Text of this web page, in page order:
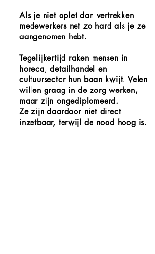
Als je niet oplet dan vertrekken
medewerkers net zo hard als je ze
aangenomen hebt.
Tegelijkertijd raken mensen in
horeca, detailhandel en
cultuursector hun baan kwijt. Velen
willen graag in de zorg werken,
maar zijn ongediplomeerd.
Ze zijn daardoor niet direct
inzetbaar, terwijl de nood hoog is.